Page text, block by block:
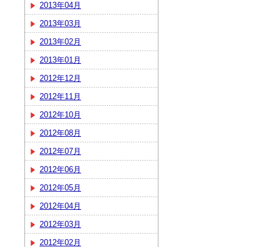
2013年04月
2013年03月
2013年02月
2013年01月
2012年12月
2012年11月
2012年10月
2012年08月
2012年07月
2012年06月
2012年05月
2012年04月
2012年03月
2012年02月